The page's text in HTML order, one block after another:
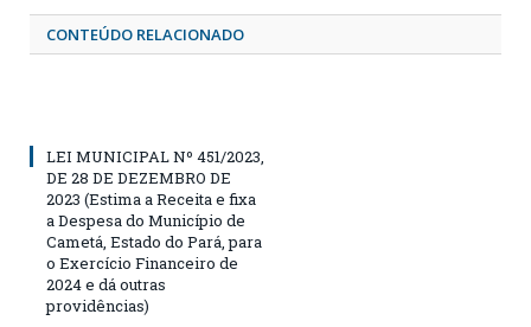
CONTEÚDO RELACIONADO
LEI MUNICIPAL Nº 451/2023,
DE 28 DE DEZEMBRO DE
2023 (Estima a Receita e fixa
a Despesa do Município de
Cametá, Estado do Pará, para
o Exercício Financeiro de
2024 e dá outras
providências)